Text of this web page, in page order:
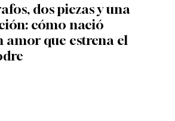
dos piezas y una
cómo nació
amor que estrena el